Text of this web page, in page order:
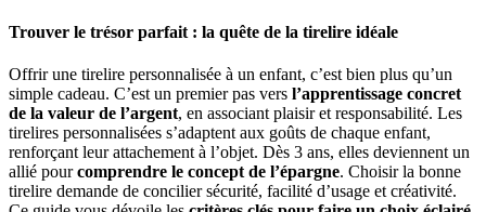
Trouver le trésor parfait : la quête de la tirelire idéale
Offrir une tirelire personnalisée à un enfant, c’est bien plus qu’un
simple cadeau. C’est un premier pas vers l’apprentissage concret
de la valeur de l’argent, en associant plaisir et responsabilité. Les
tirelires personnalisées s’adaptent aux goûts de chaque enfant,
renforçant leur attachement à l’objet. Dès 3 ans, elles deviennent un
allié pourcomprendre le concept de l’épargne. Choisir la bonne
tirelire demande de concilier sécurité, facilité d’usage et créativité.